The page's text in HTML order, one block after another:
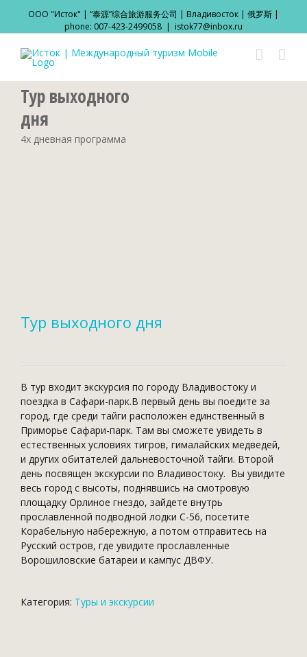
ООО "Исток" | “泰源”综合旅游服务公司 | Владивосток | 俄罗斯 |
phone: 007-423-2499058 | istok77@inbox.ru
Тур выходного
дня
4х дневная программа
Тур выходного дня
В тур входит экскурсия по городу Владивостоку и
поездка в Сафари-парк.В первый день вы поедите за
город, где среди тайги расположен единственный в
Приморье Сафари-парк. Там вы сможете увидеть в
естественных условиях тигров, гималайских медведей,
и других обитателей дальневосточной тайги. Второй
день посвящен экскурсии по Владивостоку. Вы увидите
весь город с высоты, поднявшись на смотровую
площадку Орлиное гнездо, зайдете внутрь
прославленной подводной лодки С-56, посетите
Корабельную набережную, а потом отправитесь на
Русский остров, где увидите прославленные
Ворошиловские батареи и кампус ДВФУ.
Категория: Туры и экскурсии